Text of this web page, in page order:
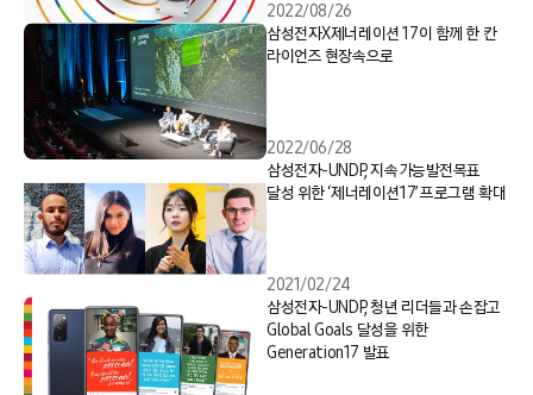
2022/08/26
삼성전자X제너레이션 17이 함께 한 칸
라이언즈 현장속으로
2022/06/28
삼성전자-UNDP, 지속가능발전목표
달성 위한 ‘제너레이션17’ 프로그램 확대
2021/02/24
삼성전자-UNDP, 청년 리더들과 손잡고
Global Goals 달성을 위한
Generation17 발표